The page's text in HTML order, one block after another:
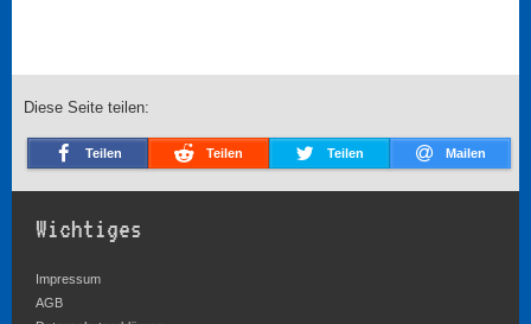
Diese Seite teilen:
Teilen Teilen Teilen Mailen
Wichtiges
Impressum
AGB